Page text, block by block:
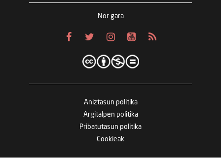
Nor gara
Aniztasun politika
Argitalpen politika
Pribatutasun politika
Cookieak